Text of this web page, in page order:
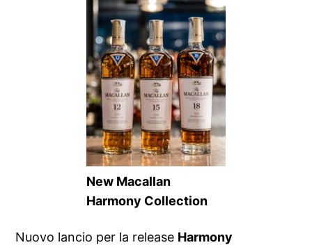
New Macallan
Harmony Collection
Nuovo lancio per la release Harmony